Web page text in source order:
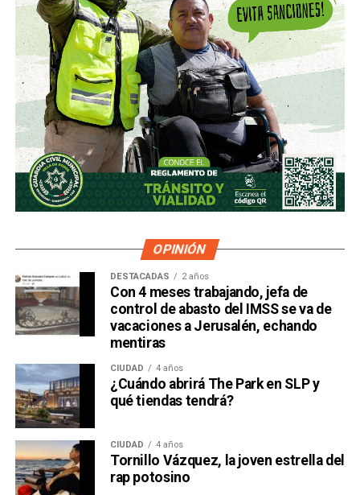
OPINIÓN
DESTACADAS 2 años
Con 4 meses trabajando, jefa de
control de abasto del IMSS se va de
vacaciones a Jerusalén, echando
mentiras
CIUDAD 4 años
¿Cuándo abrirá The Park en SLP y
qué tiendas tendrá?
CIUDAD 4 años
Tornillo Vázquez, la joven estrella del
rap potosino